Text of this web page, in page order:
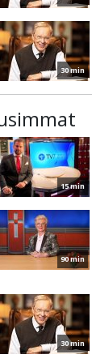
30 min
15 min
90 min
30 min